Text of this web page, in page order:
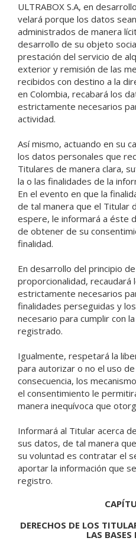
ULTRABOX S.A, en
velará porque los datos
administrados de manera
desarrollo de su objeto
prestación del servicio de
exterior y remisión de las
recibidos con destino a la
en Colombia, recabará los
estrictamente necesarios
actividad.
Así mismo, actuando en su
los datos personales que
Titulares de manera clara,
la o las finalidades de la
En el evento en que la
de tal manera que el Titular
espere, le informará a éste
de obtener de su
finalidad.
En desarrollo del principio
proporcionalidad, recaudará
estrictamente necesarios
finalidades perseguidas y
necesario para cumplir con
registrado.
Igualmente, respetará la
para autorizar o no el uso
consecuencia, los
el consentimiento le
manera inequívoca que
Informará al Titular acerca
sus datos, de tal manera
su voluntad es contratar el
aportar la información que
registro.
DERECHOS DE LOS
LAS BASES